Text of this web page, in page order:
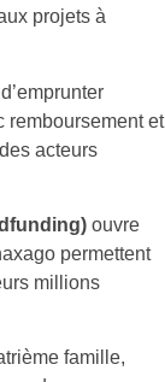
projets à
remboursement et
acteurs
ouvre
permettent
millions
famille,